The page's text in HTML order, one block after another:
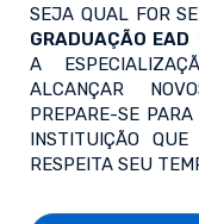
SEJA QUAL FOR
GRADUAÇÃO EAD
A
ALCANÇAR
PREPARE-SE
INSTITUIÇÃO
RESPEITA SEU